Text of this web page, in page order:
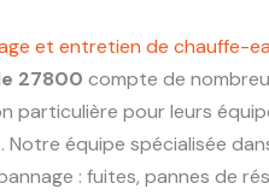
et entretien de chauffe-
27800 compte de
particulière pour leurs
Notre équipe spécialisée
: fuites, pannes de